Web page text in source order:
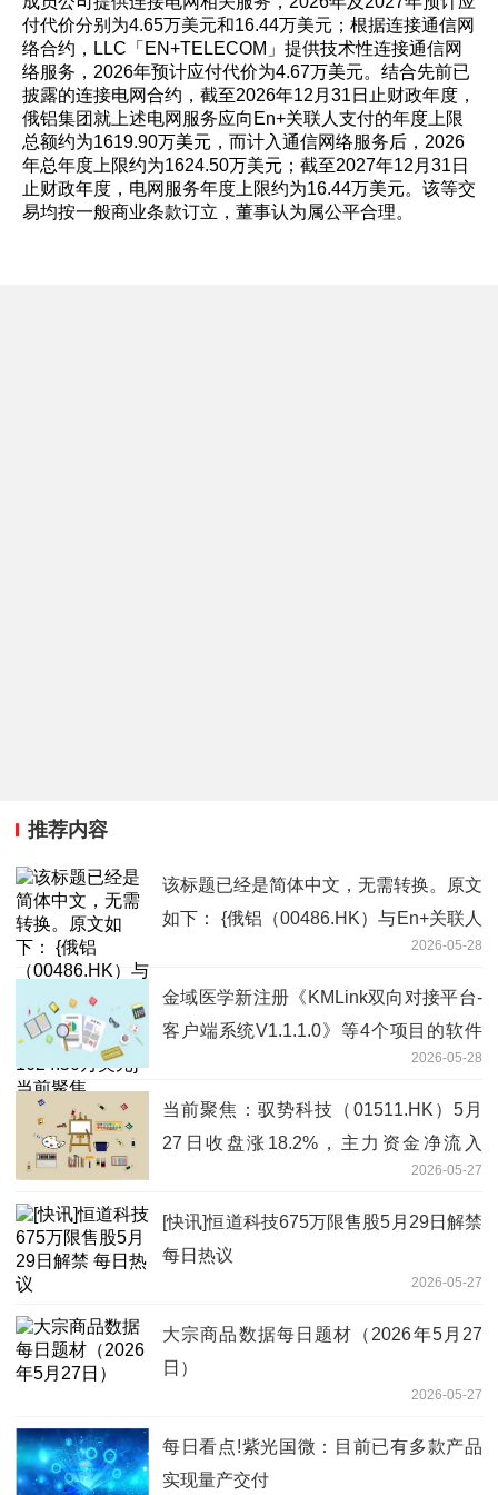
付代价分别为4.65万美元和16.44万美元；根据连接通信网
络合约，LLC「EN+TELECOM」提供技术性连接通信网
络服务，2026年预计应付代价为4.67万美元。结合先前已
披露的连接电网合约，截至2026年12月31日止财政年度，
俄铝集团就上述电网服务应向En+关联人支付的年度上限
总额约为1619.90万美元，而计入通信网络服务后，2026
年总年度上限约为1624.50万美元；截至2027年12月31日
止财政年度，电网服务年度上限约为16.44万美元。该等交
易均按一般商业条款订立，董事认为属公平合理。
推荐内容
该标题已经是简体中文，无需转换。原文
如下： {俄铝（00486.HK）与En+关联人
订立持续关连交易 年度总上限约1624.50
万美元} 当前聚焦
2026-05-28
金域医学新注册《KMLink双向对接平台-
客户端系统V1.1.1.0》等4个项目的软件
2026-05-28
当前聚焦：驭势科技（01511.HK）5月
27日收盘涨18.2%，主力资金净流入
2026-05-27
[快讯]恒道科技675万限售股5月29日解禁
每日热议
2026-05-27
大宗商品数据每日题材（2026年5月27
日）​
2026-05-27
每日看点!紫光国微：目前已有多款产品
实现量产交付